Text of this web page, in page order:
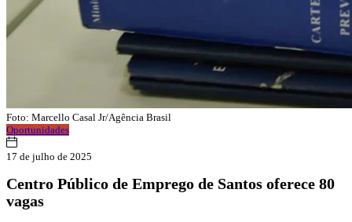
Foto: Marcello Casal Jr/Agência Brasil
Oportunidades
17 de julho de 2025
Centro Público de Emprego de Santos oferece 80
vagas